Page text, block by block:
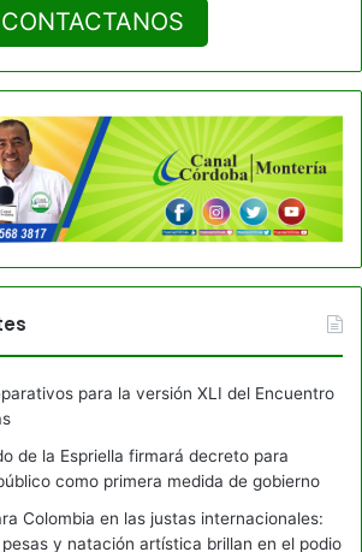
CONTACTANOS
para la versión XLI del Encuentro
de la Espriella firmará decreto para
como primera medida de gobierno
Colombia en las justas internacionales:
y natación artística brillan en el podio